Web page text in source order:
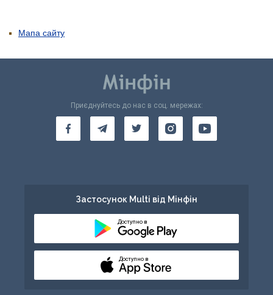
Мапа сайту
Приєднуйтесь до нас в соц. мережах:
Застосунок Multi від Мінфін
Доступно в
Доступно в